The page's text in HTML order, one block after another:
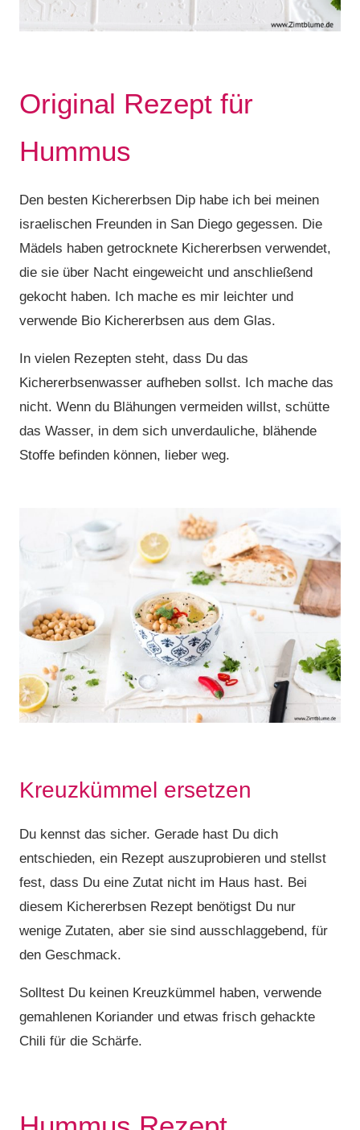
Original Rezept für
Hummus
Den besten Kichererbsen Dip habe ich bei meinen
israelischen Freunden in San Diego gegessen. Die
Mädels haben getrocknete Kichererbsen verwendet,
die sie über Nacht eingeweicht und anschließend
gekocht haben. Ich mache es mir leichter und
verwende Bio Kichererbsen aus dem Glas.
In vielen Rezepten steht, dass Du das
Kichererbsenwasser aufheben sollst. Ich mache das
nicht. Wenn du Blähungen vermeiden willst, schütte
das Wasser, in dem sich unverdauliche, blähende
Stoffe befinden können, lieber weg.
Kreuzkümmel ersetzen
Du kennst das sicher. Gerade hast Du dich
entschieden, ein Rezept auszuprobieren und stellst
fest, dass Du eine Zutat nicht im Haus hast. Bei
diesem Kichererbsen Rezept benötigst Du nur
wenige Zutaten, aber sie sind ausschlaggebend, für
den Geschmack.
Solltest Du keinen Kreuzkümmel haben, verwende
gemahlenen Koriander und etwas frisch gehackte
Chili für die Schärfe.